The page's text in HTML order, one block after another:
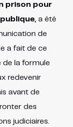
prison pour
, a été
de
a fait de ce
de la formule
redevenir
avant de
des
judiciaires.